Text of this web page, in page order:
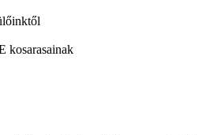
kosarasainak